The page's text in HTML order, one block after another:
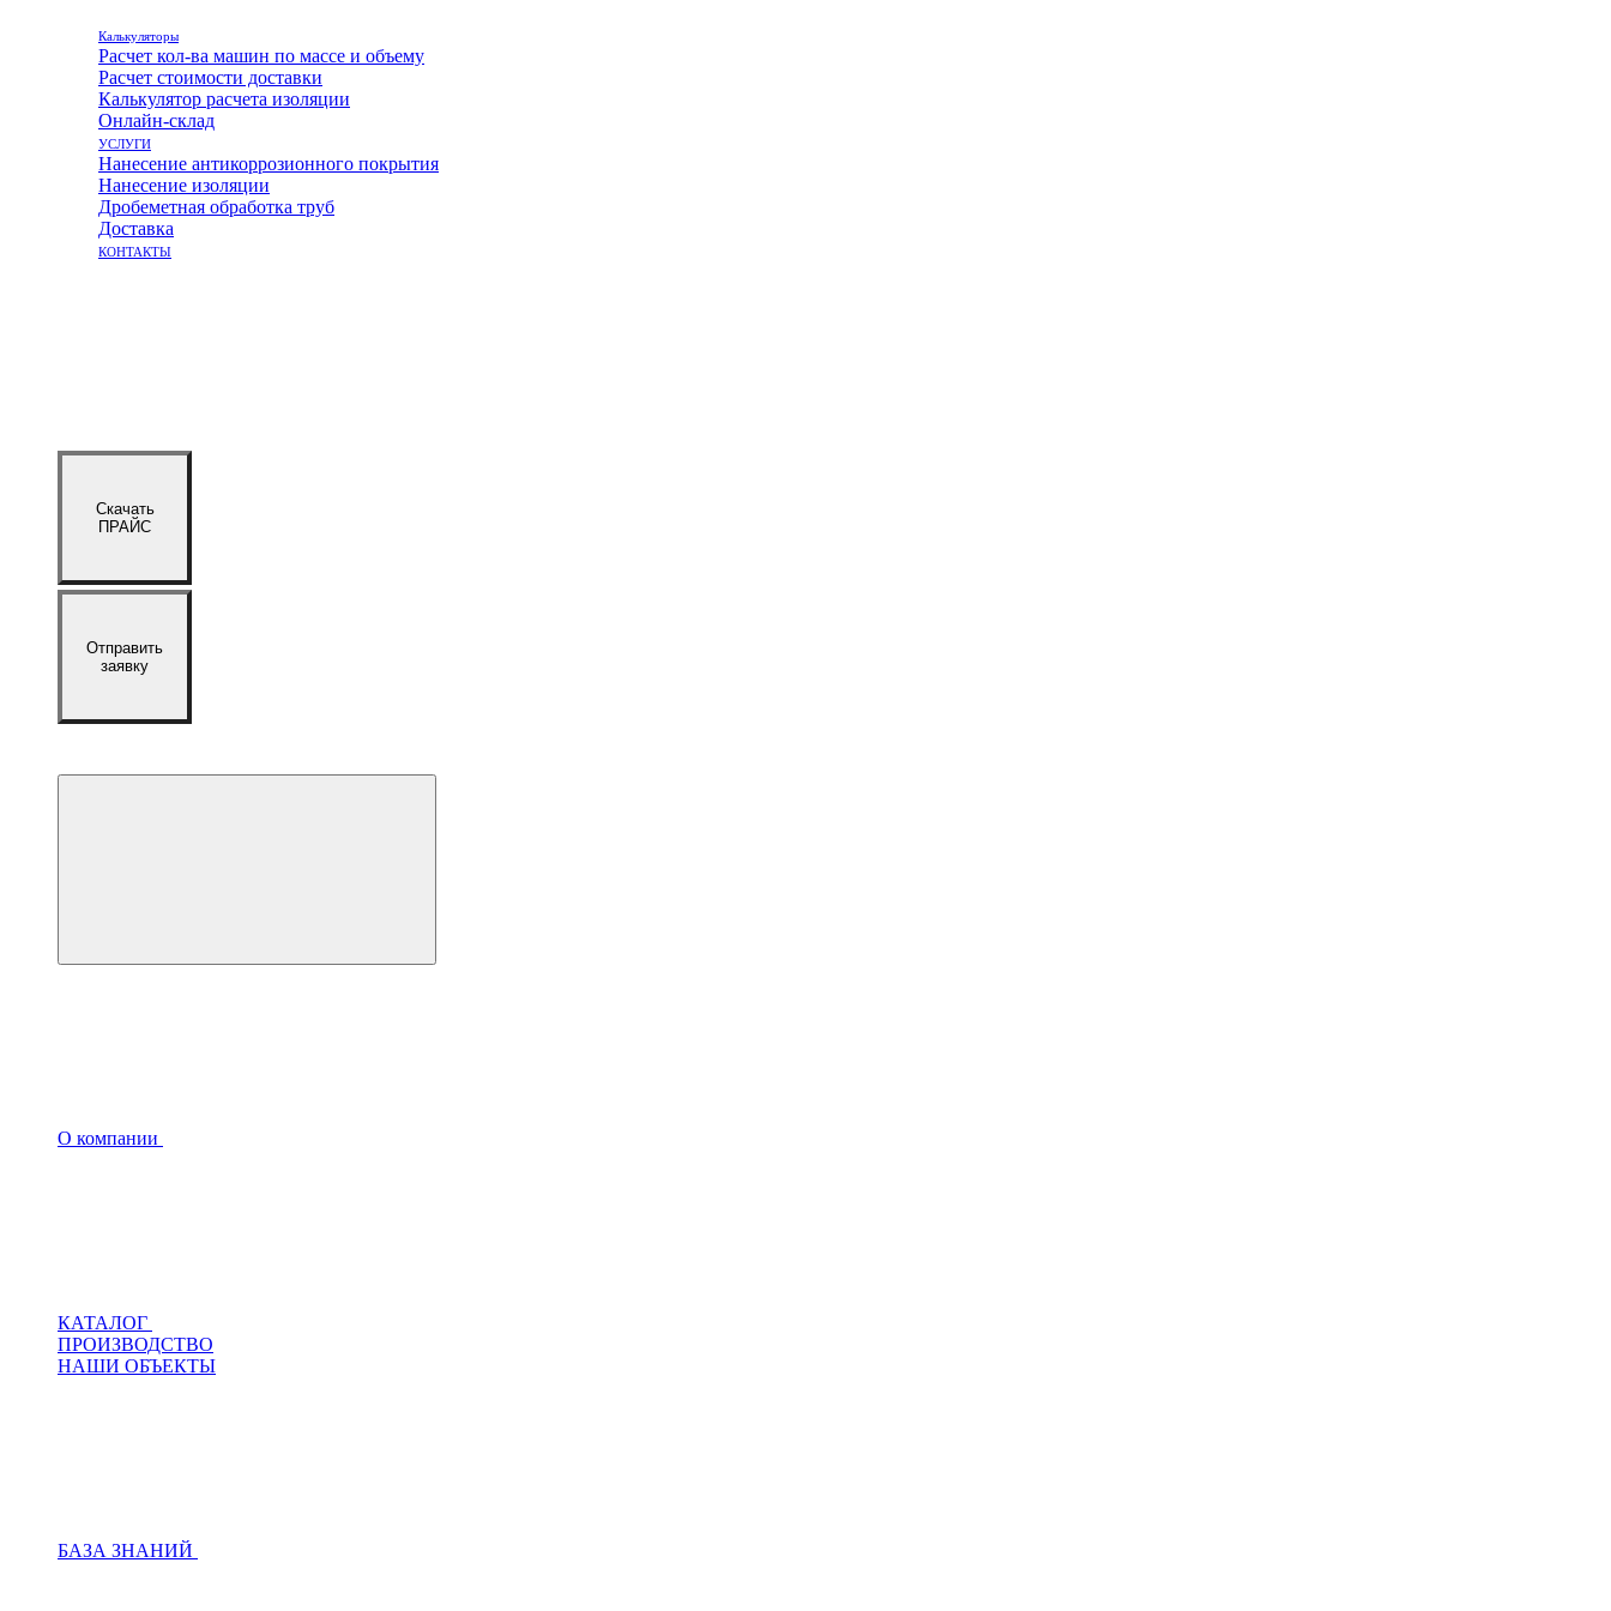
Калькуляторы
Расчет кол-ва машин по массе и объему
Расчет стоимости доставки
Калькулятор расчета изоляции
Онлайн-склад
УСЛУГИ
Нанесение антикоррозионного покрытия
Нанесение изоляции
Дробеметная обработка труб
Доставка
КОНТАКТЫ
Скачать
ПРАЙС
Отправить
заявку
О компании
КАТАЛОГ
ПРОИЗВОДСТВО
НАШИ ОБЪЕКТЫ
БАЗА ЗНАНИЙ